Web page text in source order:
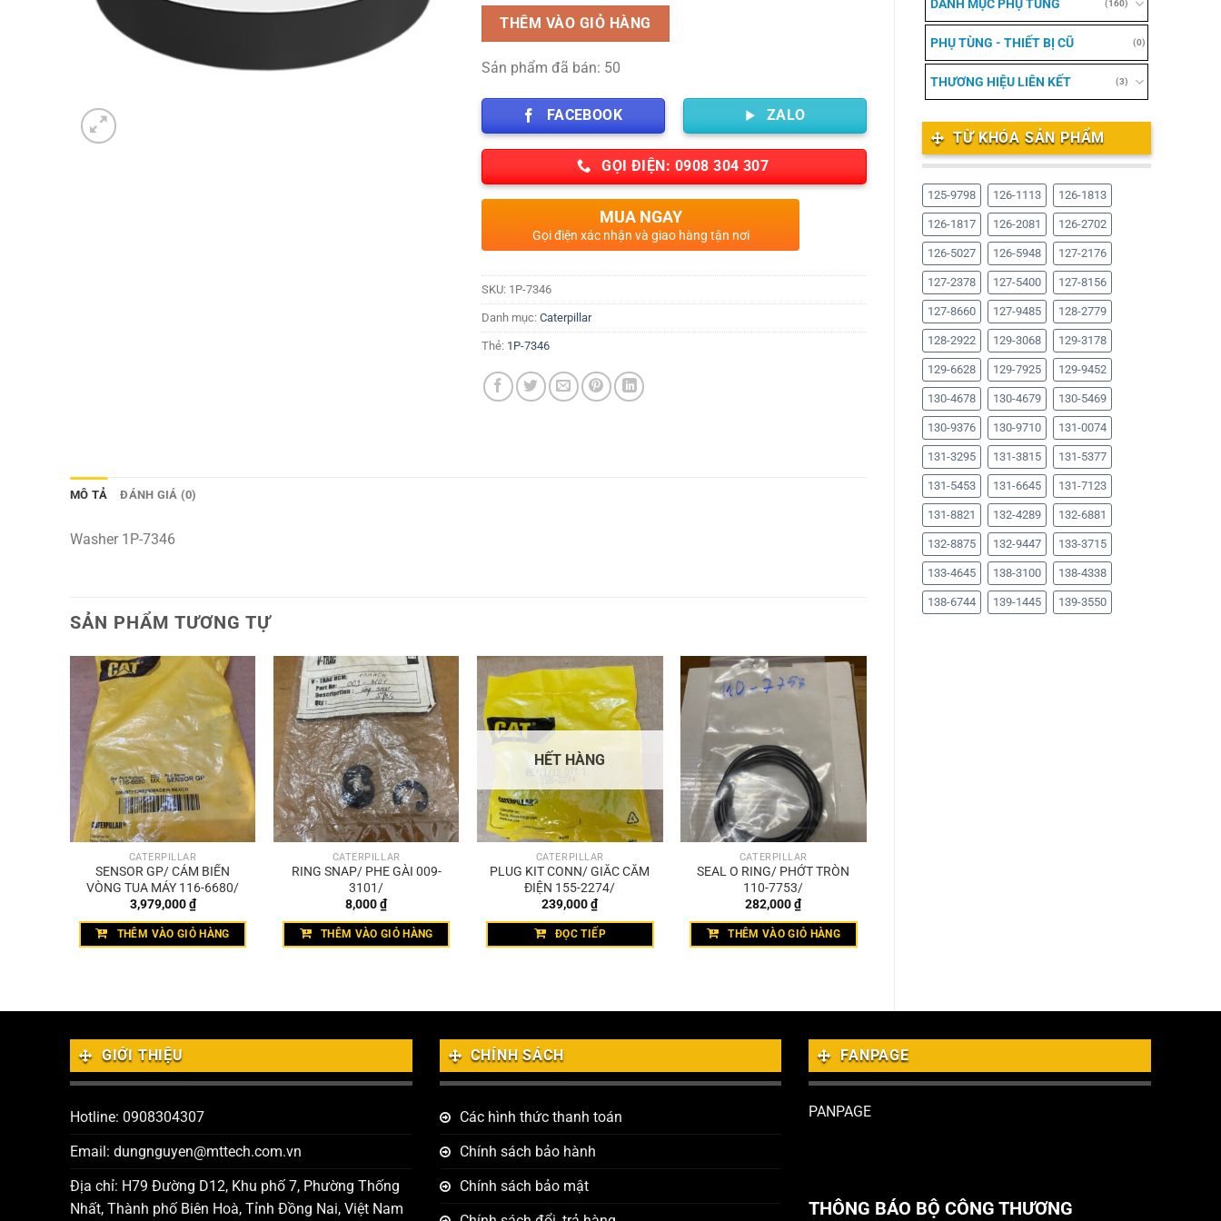
DANH MỤC PHỤ TÙNG (160)
PHỤ TÙNG - THIẾT BỊ CŨ (0)
THƯƠNG HIỆU LIÊN KẾT (3)
TỪ KHÓA SẢN PHẨM
125-9798 126-1113 126-1813
126-1817 126-2081 126-2702
126-5027 126-5948 127-2176
127-2378 127-5400 127-8156
127-8660 127-9485 128-2779
128-2922 129-3068 129-3178
129-6628 129-7925 129-9452
130-4678 130-4679 130-5469
130-9376 130-9710 131-0074
131-3295 131-3815 131-5377
131-5453 131-6645 131-7123
131-8821 132-4289 132-6881
132-8875 132-9447 133-3715
133-4645 138-3100 138-4338
138-6744 139-1445 139-3550
THÊM VÀO GIỎ HÀNG
Sản phẩm đã bán: 50
FACEBOOK ZALO
GỌI ĐIỆN: 0908 304 307
MUA NGAY
Gọi điện xác nhận và giao hàng tận nơi
SKU: 1P-7346
Danh mục:Caterpillar
Thẻ: 1P-7346
MÔ TẢ ĐÁNH GIÁ (0)
Washer 1P-7346
SẢN PHẨM TƯƠNG TỰ
CATERPILLAR
SENSOR GP/ CẢM BIẾN
VÒNG TUA MÁY 116-6680/
3,979,000₫
THÊM VÀO GIỎ HÀNG
CATERPILLAR
RING SNAP/ PHE GÀI 009-
3101/
8,000₫
THÊM VÀO GIỎ HÀNG
HẾT HÀNG
CATERPILLAR
PLUG KIT CONN/ GIẮC CẮM
ĐIỆN 155-2274/
239,000₫
ĐỌC TIẾP
CATERPILLAR
SEAL O RING/ PHỚT TRÒN
110-7753/
282,000₫
THÊM VÀO GIỎ HÀNG
GIỚI THIỆU
Hotline: 0908304307
Email: dungnguyen@mttech.com.vn
Địa chỉ: H79 Đường D12, Khu phố 7, Phường Thống
Nhất, Thành phố Biên Hoà, Tỉnh Đồng Nai, Việt Nam
CHÍNH SÁCH
Các hình thức thanh toán
Chính sách bảo hành
Chính sách bảo mật
FANPAGE
PANPAGE
THÔNG BÁO BỘ CÔNG THƯƠNG